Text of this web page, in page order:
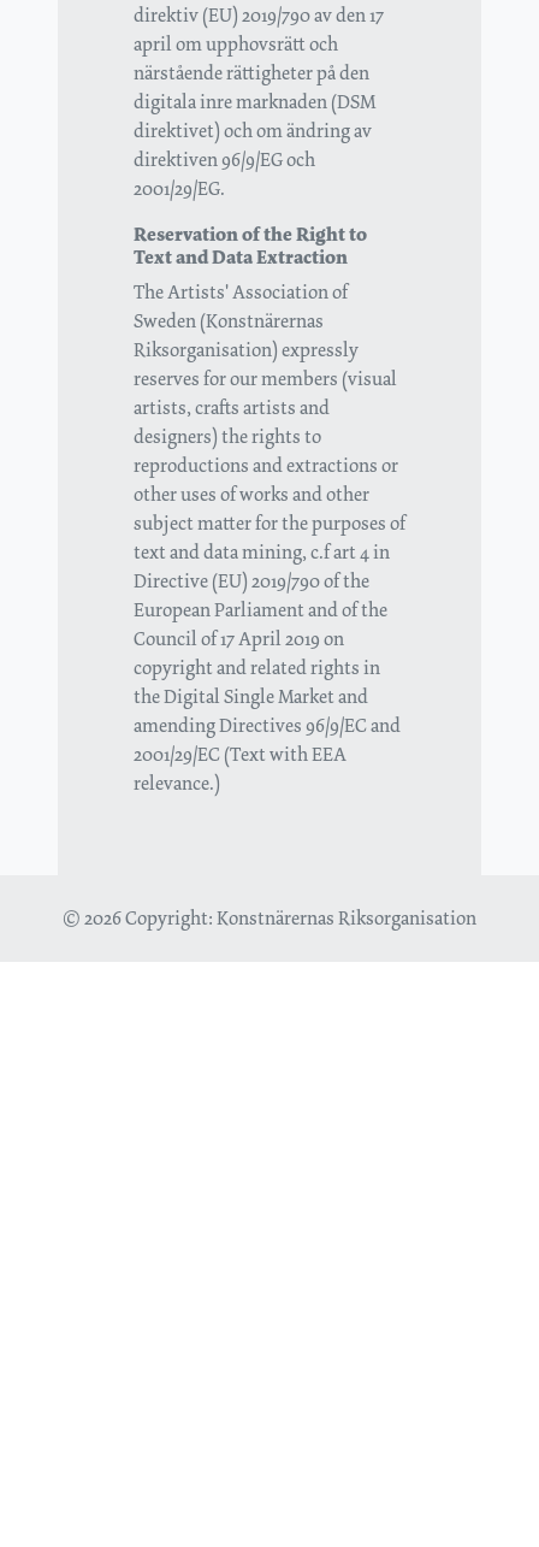
direktiv (EU) 2019/790 av den 17
april om upphovsrätt och
närstående rättigheter på den
digitala inre marknaden (DSM
direktivet) och om ändring av
direktiven 96/9/EG och
2001/29/EG.
Reservation of the Right to
Text and Data Extraction
The Artists' Association of
Sweden (Konstnärernas
Riksorganisation) expressly
reserves for our members (visual
artists, crafts artists and
designers) the rights to
reproductions and extractions or
other uses of works and other
subject matter for the purposes of
text and data mining, c.f art 4 in
Directive (EU) 2019/790 of the
European Parliament and of the
Council of 17 April 2019 on
copyright and related rights in
the Digital Single Market and
amending Directives 96/9/EC and
2001/29/EC (Text with EEA
relevance.)
© 2026 Copyright:Konstnärernas Riksorganisation